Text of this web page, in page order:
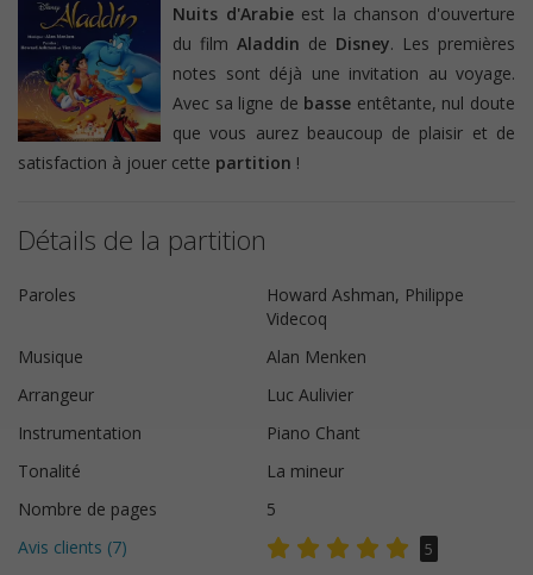
Nuits d'Arabieest la chanson d'ouverture
du film Aladdin de Disney. Les premières
notes sont déjà une invitation au voyage.
Avec sa ligne de basse entêtante, nul doute
que vous aurez beaucoup de plaisir et de
satisfaction à jouer cette partition !
Détails de la partition
Paroles
Howard Ashman, Philippe
Videcoq
Musique
Alan Menken
Arrangeur
Luc Aulivier
Instrumentation
Piano Chant
Tonalité
La mineur
Nombre de pages
5
Avis clients (7) 5